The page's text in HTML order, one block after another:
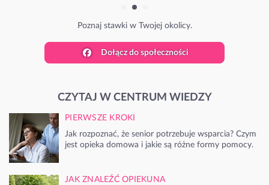
Poznaj stawki w Twojej okolicy.
Dołącz do społeczności
CZYTAJ W CENTRUM WIEDZY
PIERWSZE KROKI
Jak rozpoznać, że senior potrzebuje wsparcia? Czym
jest opieka domowa i jakie są różne formy pomocy.
JAK ZNALEŹĆ OPIEKUNA